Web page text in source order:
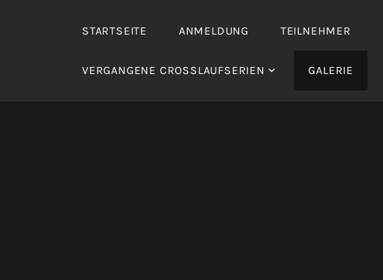
STARTSEITE ANMELDUNG TEILNEHMER
VERGANGENE CROSSLAUFSERIEN GALERIE